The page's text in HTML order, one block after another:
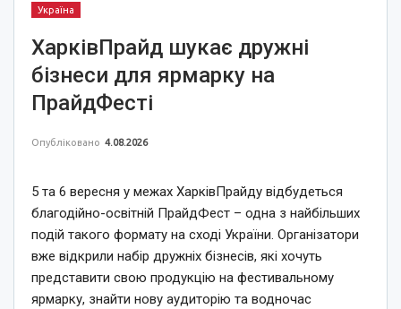
Україна
ХарківПрайд шукає дружні
бізнеси для ярмарку на
ПрайдФесті
Опубліковано 4.08.2026
5 та 6 вересня у межах ХарківПрайду відбудеться
благодійно-освітній ПрайдФест – одна з найбільших
подій такого формату на сході України. Організатори
вже відкрили набір дружніх бізнесів, які хочуть
представити свою продукцію на фестивальному
ярмарку, знайти нову аудиторію та водночас